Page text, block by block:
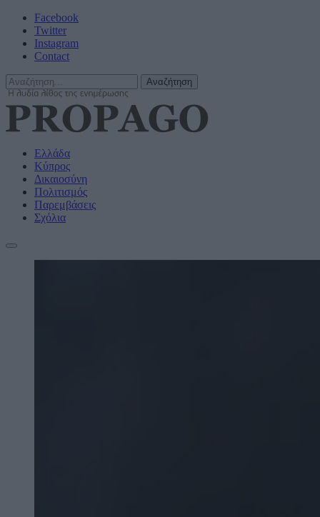
Facebook
Twitter
Instagram
Contact
Ελλάδα
Κύπρος
Δικαιοσύνη
Πολιτισμός
Παρεμβάσεις
Σχόλια